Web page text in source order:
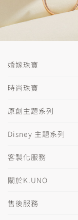
婚嫁珠寶
時尚珠寶
原創主題系列
Disney 主題系列
客製化服務
關於K.UNO
售後服務